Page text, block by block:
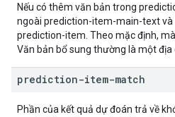
Nếu có thêm văn bản trong
ngoài prediction-item-main-text và
prediction-item. Theo mặc định,
Văn bản bổ sung thường là một địa
prediction-item-match
Phần của kết quả dự đoán trả về